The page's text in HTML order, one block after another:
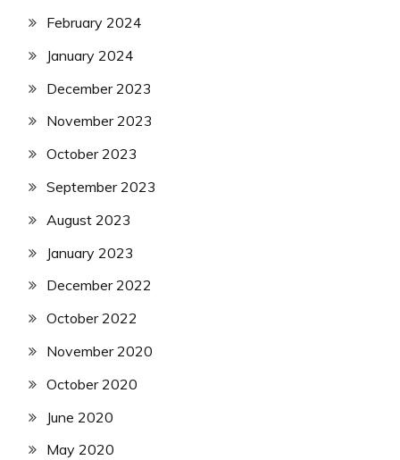
February 2024
January 2024
December 2023
November 2023
October 2023
September 2023
August 2023
January 2023
December 2022
October 2022
November 2020
October 2020
June 2020
May 2020